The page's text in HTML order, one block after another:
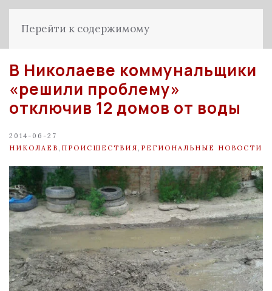
Перейти к содержимому
В Николаеве коммунальщики
«решили проблему»
отключив 12 домов от воды
2014-06-27
НИКОЛАЕВ ПРОИСШЕСТВИЯ РЕГИОНАЛЬНЫЕ НОВОСТИ